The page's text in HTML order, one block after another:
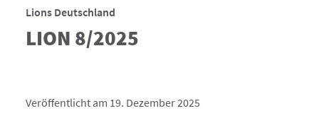
Lions Deutschland
LION 8/2025
Veröffentlicht am 19. Dezember 2025